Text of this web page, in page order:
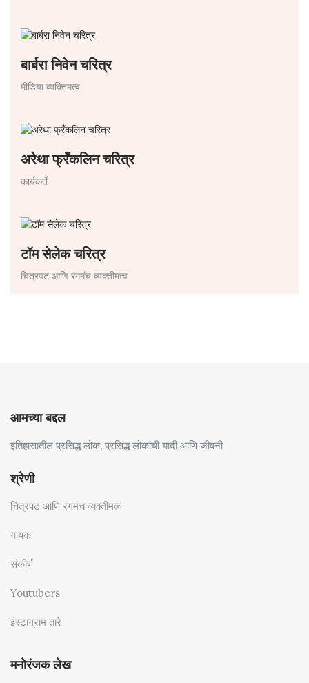
बार्बरा निवेन चरित्र
मीडिया व्यक्तिमत्व
अरेथा फ्रँकलिन चरित्र
कार्यकर्ते
टॉम सेलेक चरित्र
चित्रपट आणि रंगमंच व्यक्तीमत्व
आमच्या बद्दल
इतिहासातील प्रसिद्ध लोक, प्रसिद्ध लोकांची यादी आणि जीवनी
श्रेणी
चित्रपट आणि रंगमंच व्यक्तीमत्व
गायक
संकीर्ण
Youtubers
इंस्टाग्राम तारे
मनोरंजक लेख